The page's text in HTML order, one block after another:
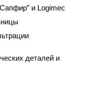
и Logimec
деталей и